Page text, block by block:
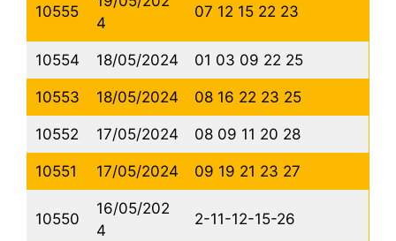
10555
4
07 12 15 22 23
10554 18/05/2024 01 03 09 22 25
10553 18/05/2024 08 16 22 23 25
10552 17/05/2024 08 09 11 20 28
10551 17/05/2024 09 19 21 23 27
10550
16/05/202
4
2-11-12-15-26